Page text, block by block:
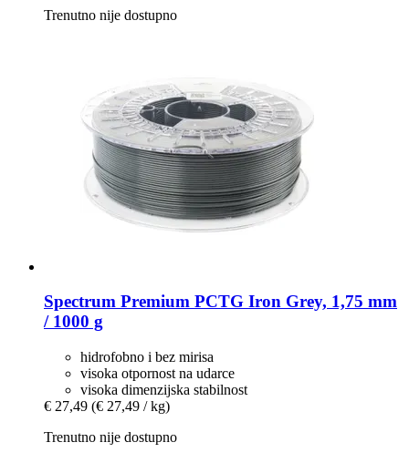
Trenutno nije dostupno
Spectrum Premium PCTG Iron Grey, 1,75 mm
/ 1000 g
hidrofobno i bez mirisa
visoka otpornost na udarce
visoka dimenzijska stabilnost
€ 27,49 (€ 27,49 / kg)
Trenutno nije dostupno